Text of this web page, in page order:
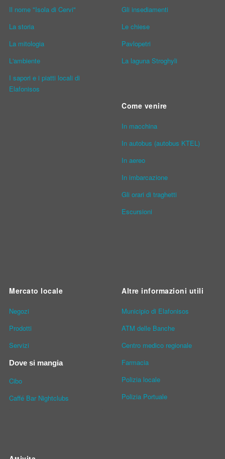
Il nome "Isola di Cervi"
La storia
La mitologia
L'ambiente
I sapori e i piatti locali di
Elafonisos
Gli insediamenti
Le chiese
Pavlopetri
La laguna Stroghyli
Come venire
In macchina
In autobus (autobus KTEL)
In aereo
In imbarcazione
Gli orari di traghetti
Escursioni
Mercato locale
Νegozi
Prodotti
Servizi
Dove si mangia
Cibo
Caffé Bar Nightclubs
Altre informazioni utili
Municipio di Elafonisos
ATM delle Banche
Centro medico regionale
Farmacia
Polizia locale
Polizia Portuale